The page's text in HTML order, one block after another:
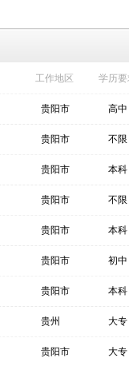
工作地区 学历
贵阳市 高中
贵阳市 不限
贵阳市 本科
贵阳市 不限
贵阳市 本科
贵阳市 初中
贵阳市 本科
贵州 大专
贵阳市 大专